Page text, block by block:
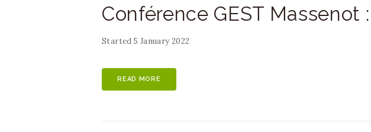
Conférence GEST Massenot :
Started5 January 2022
READ MORE